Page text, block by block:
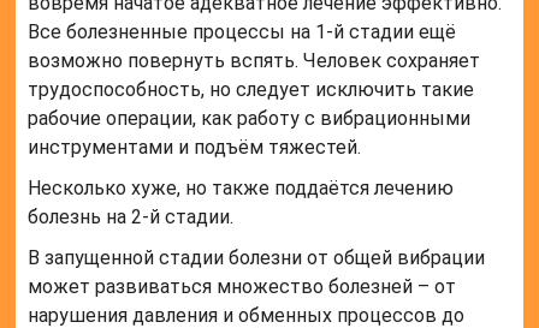
Все болезненные процессы на 1-й стадии ещё
возможно повернуть вспять. Человек сохраняет
трудоспособность, но следует исключить такие
рабочие операции, как работу с вибрационными
инструментами и подъём тяжестей.
Несколько хуже, но также поддаётся лечению
болезнь на 2-й стадии.
В запущенной стадии болезни от общей вибрации
может развиваться множество болезней – от
нарушения давления и обменных процессов до